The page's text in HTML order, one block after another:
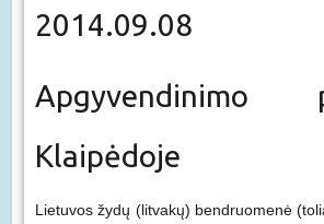
2014.09.08
Apgyvendinimo
Klaipėdoje
Lietuvos žydų (litvakų) bendruomenė